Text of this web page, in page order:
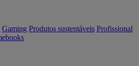
Gaming Produtos sustentáveis Profissional